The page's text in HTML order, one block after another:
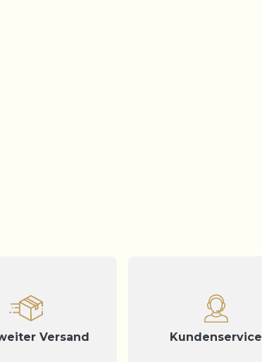
Versand Kundenservice